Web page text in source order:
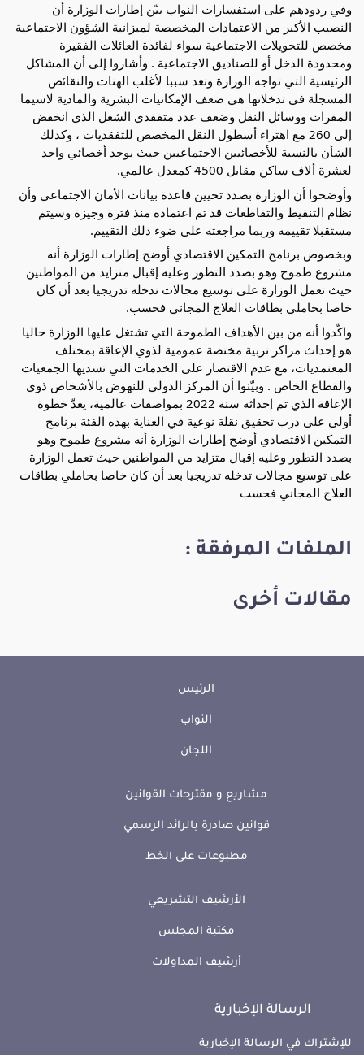
وفي ردودهم على استفسارات النواب بيّن إطارات الوزارة أن
النصيب الأكبر من الاعتمادات المخصصة لميزانية الشؤون الاجتماعية
مخصص للتحويلات الاجتماعية سواء لفائدة العائلات الفقيرة
ومحدودة الدخل أو للصناديق الاجتماعية . وأشاروا إلى أن المشاكل
الرئيسية التي تواجه الوزارة وتعد سببا لأغلب الهنات والنقائص
المسجلة في تدخلاتها هي ضعف الإمكانيات البشرية والمادية لاسيما
المقرات ووسائل النقل وضعف عدد متفقدي الشغل الذي انخفض
إلى 260 مع اهتراء أسطول النقل المخصص للتفقديات ، وكذلك
الشأن بالنسبة للأخصائيين الاجتماعيين حيث يوجد أخصائي واحد
لعشرة ألاف ساكن مقابل 4500 كمعدل عالمي.
وأوضحوا أن الوزارة بصدد تحيين قاعدة بيانات الأمان الاجتماعي وأن
نظام التنقيط والتقاطعات قد تم اعتماده منذ فترة وجيزة وسيتم
مستقبلا تقييمه وربما مراجعته على ضوء ذلك التقييم.
وبخصوص برنامج التمكين الاقتصادي أوضح إطارات الوزارة أنه
مشروع طموح وهو بصدد التطور وعليه إقبال متزايد من المواطنين
حيث تعمل الوزارة على توسيع مجالات تدخله تدريجيا بعد أن كان
خاصا بحاملي بطاقات العلاج المجاني فحسب.
واكّدوا أنه من بين الأهداف الطموحة التي تشتغل عليها الوزارة حاليا
هو إحداث مراكز تربية مختصة عمومية لذوي الإعاقة بمختلف
المعتمديات، مع عدم الاقتصار على الخدمات التي تسديها الجمعيات
والقطاع الخاص . وبيّنوا أن المركز الدولي للنهوض بالأشخاص ذوي
الإعاقة الذي تم إحداثه سنة 2022 بمواصفات عالمية، يعدّ خطوة
أولى على درب تحقيق نقلة نوعية في العناية بهذه الفئة برنامج
التمكين الاقتصادي أوضح إطارات الوزارة أنه مشروع طموح وهو
بصدد التطور وعليه إقبال متزايد من المواطنين حيث تعمل الوزارة
على توسيع مجالات تدخله تدريجيا بعد أن كان خاصا بحاملي بطاقات
العلاج المجاني فحسب
الملفات المرفقة :
مقالات أخرى
الرئيس
النواب
اللجان
مشاريع و مقترحات القوانين
قوانين صادرة بالرائد الرسمي
مطبوعات على الخط
الأرشيف التشريعي
مكتبة المجلس
أرشيف المداولات
الرسالة الإخبارية
للإشتراك في الرسالة الإخبارية